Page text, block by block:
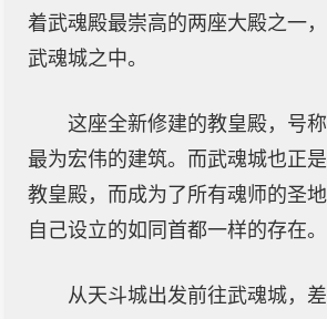
着武魂殿最崇高的两座大殿之一
武魂城之中。
这座全新修建的教皇殿，号
最为宏伟的建筑。而武魂城也正
教皇殿，而成为了所有魂师的圣
自己设立的如同首都一样的存在。
从天斗城出发前往武魂城，